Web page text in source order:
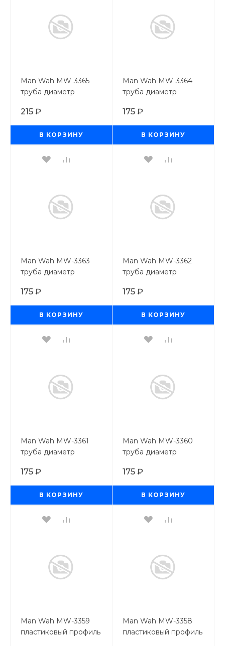
Man Wah MW-3365
труба диаметр
215 ₽
В КОРЗИНУ
Man Wah MW-3364
труба диаметр
175 ₽
В КОРЗИНУ
Man Wah MW-3363
труба диаметр
175 ₽
В КОРЗИНУ
Man Wah MW-3362
труба диаметр
175 ₽
В КОРЗИНУ
Man Wah MW-3361
труба диаметр
175 ₽
В КОРЗИНУ
Man Wah MW-3360
труба диаметр
175 ₽
В КОРЗИНУ
Man Wah MW-3359
пластиковый профиль
Man Wah MW-3358
пластиковый профиль